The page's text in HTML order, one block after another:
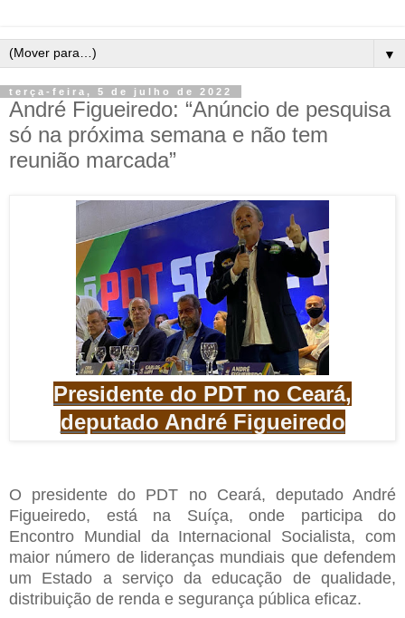
▼
terça-feira, 5 de julho de 2022
André Figueiredo: “Anúncio de pesquisa
só na próxima semana e não tem
reunião marcada”
Presidente do PDT no Ceará,
deputado André Figueiredo
O presidente do PDT no Ceará, deputado André
Figueiredo, está na Suíça, onde participa do
Encontro Mundial da Internacional Socialista, com
maior número de lideranças mundiais que defendem
um Estado a serviço da educação de qualidade,
distribuição de renda e segurança pública eficaz.